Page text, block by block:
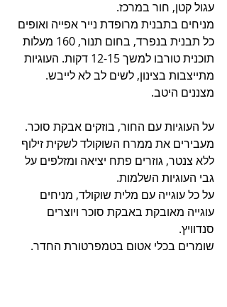
עגול קטן, חור במרכז.
מניחים בתבנית מרופדת נייר אפייה ואופים
כל תבנית בנפרד, בחום תנור, 160 מעלות
תוכנית טורבו למשך 12-15 דקות. העוגיות
מתייצבות בצינון, לשים לב לא לייבש.
מצננים היטב.
על העוגיות עם החור, בוזקים אבקת סוכר.
מעבירים את ממרח השוקולד לשקית זילוף
ללא צנטר, גוזרים פתח יציאה ומזלפים על
גבי העוגיות השלמות.
על כל עוגייה עם מלית שוקולד, מניחים
עוגייה מאובקת באבקת סוכר ויוצרים
סנדוויץ.
שומרים בכלי אטום בטמפרטורת החדר.